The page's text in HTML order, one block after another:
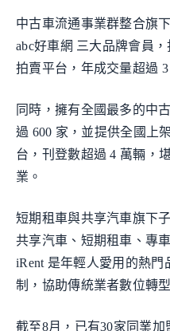
中古車流通事業群整合旗
abc好車網 三大品牌會員
拍賣平台，年成交量超過 3
同時，擁有全國最多的中
過 600 家，並提供全國上
台，刊登數超過 4 萬輛，
業。
短期租車與共享汽車旗下
共享汽車、短期租車、專
iRent 是年輕人愛用的熱
制，協助傳統業者數位轉型
截至8月，已有30家同業